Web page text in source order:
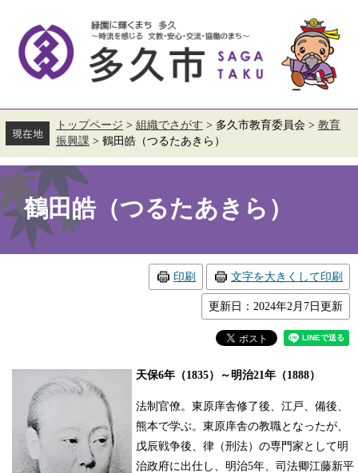
す。
し
て
へ
トップページ > 組織でさがす > 多久市教育委員会 > 教育
振興課 > 鶴田皓（つるたあきら）
本
文
鶴田皓（つるたあきら）
印刷 文字を大きくして印刷
更新日：2024年2月7日更新
天保6年（1835）～明治21年（1888）
法制官僚。東原庠舎修了後、江戸、備後、
熊本で学ぶ。東原庠舎の教職となったが、
戊辰戦争後、律（刑法）の専門家として明
治政府に出仕し、明治5年、司法卿江藤新平